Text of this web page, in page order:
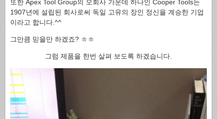
또한 Apex Tool Group의 모회사 가운데 하나인 Cooper Tools는
1907년에 설립된 회사로써 독일 고유의 장인 정신을 계승한 기업
이라고 합니다.^^
그만큼 믿을만 하겠죠? ㅎㅎ
그럼 제품을 한번 살펴 보도록 하겠습니다.